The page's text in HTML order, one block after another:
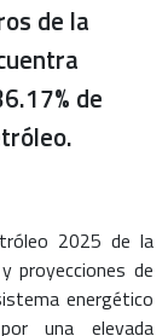
de la
de
2025 de la
proyecciones de
energético
una elevada